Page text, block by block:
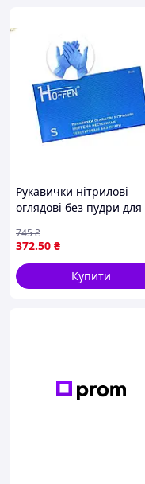
Рукавички нітрилові
оглядові без пудри для
хімічних засобів 50пар S
Блакитні
372.50 ₴
745₴
Купити